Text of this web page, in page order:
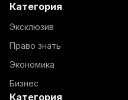
Категория
Эксклюзив
Право знать
Экономика
Бизнес
Категория